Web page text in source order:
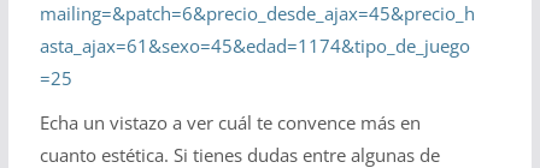
mailing=&patch=6&precio_desde_ajax=45&precio_h
asta_ajax=61&sexo=45&edad=1174&tipo_de_juego
=25
Echa un vistazo a ver cuál te convence más en
cuanto estética. Si tienes dudas entre algunas de